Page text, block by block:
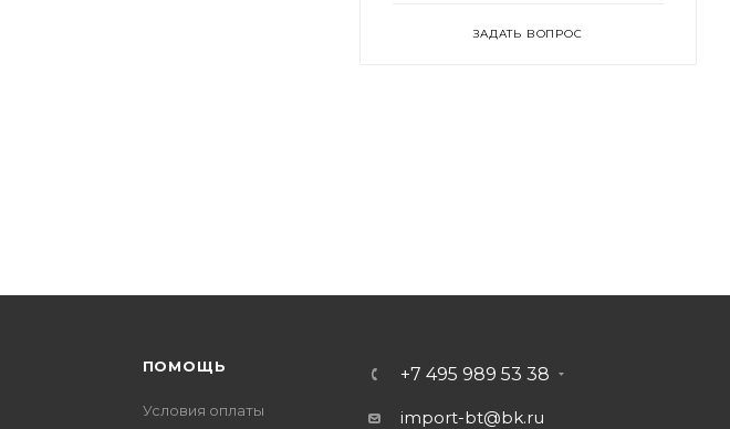
ЗАДАТЬ ВОПРОС
ПОМОЩЬ
Условия оплаты
+7 495 989 53 38
import-bt@bk.ru